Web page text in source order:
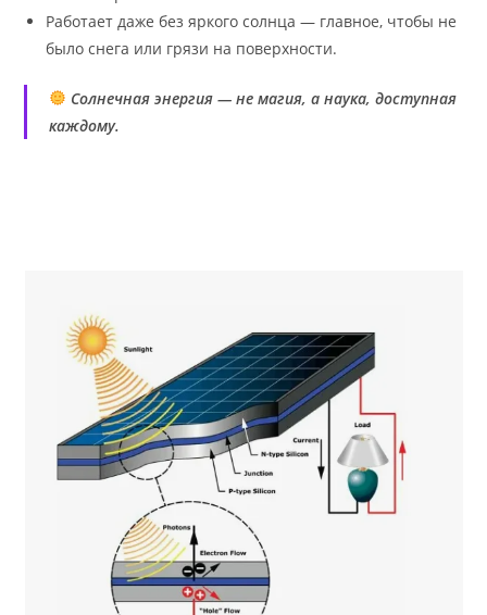
Работает даже без яркого солнца — главное, чтобы не
было снега или грязи на поверхности.
Солнечная энергия — не магия, а наука, доступная
каждому.